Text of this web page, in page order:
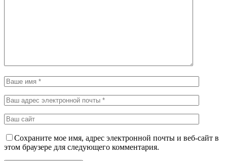
Сохраните мое имя, адрес электронной почты и веб-сайт в
этом браузере для следующего комментария.